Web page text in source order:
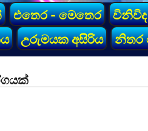
එතෙර - මෙතෙර
උරුමයක අසිරිය නිතර